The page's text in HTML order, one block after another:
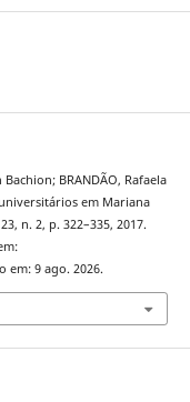
Bachion; BRANDÃO, Rafaela
em Mariana
n. 2, p. 322–335, 2017.
9 ago. 2026.